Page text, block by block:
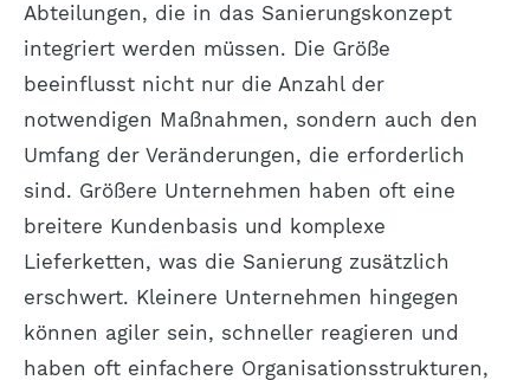
Abteilungen, die in das Sanierungskonzept
integriert werden müssen. Die Größe
beeinflusst nicht nur die Anzahl der
notwendigen Maßnahmen, sondern auch den
Umfang der Veränderungen, die erforderlich
sind. Größere Unternehmen haben oft eine
breitere Kundenbasis und komplexe
Lieferketten, was die Sanierung zusätzlich
erschwert. Kleinere Unternehmen hingegen
können agiler sein, schneller reagieren und
haben oft einfachere Organisationsstrukturen,